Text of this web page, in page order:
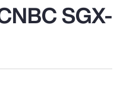
SGX-